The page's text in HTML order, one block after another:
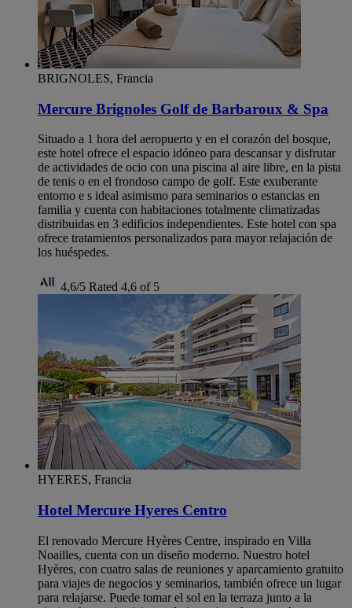
BRIGNOLES, Francia
Mercure Brignoles Golf de Barbaroux & Spa
Situado a 1 hora del aeropuerto y en el corazón del bosque,
este hotel ofrece el espacio idóneo para descansar y disfrutar
de actividades de ocio con una piscina al aire libre, en la pista
de tenis o en el frondoso campo de golf. Este exuberante
entorno e s ideal asimismo para seminarios o estancias en
familia y cuenta con habitaciones totalmente climatizadas
distribuidas en 3 edificios independientes. Este hotel con spa
ofrece tratamientos personalizados para mayor relajación de
los huéspedes.
4,6/5 Rated 4,6 of 5
HYERES, Francia
Hotel Mercure Hyeres Centro
El renovado Mercure Hyères Centre, inspirado en Villa
Noailles, cuenta con un diseño moderno. Nuestro hotel
Hyères, con cuatro salas de reuniones y aparcamiento gratuito
para viajes de negocios y seminarios, también ofrece un lugar
para relajarse. Puede tomar el sol en la terraza junto a la